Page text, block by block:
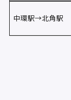
中環駅→北角駅